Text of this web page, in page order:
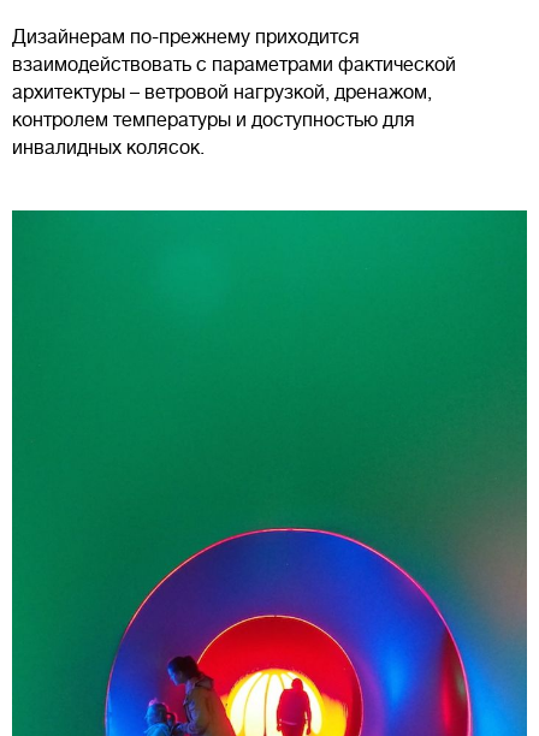
Дизайнерам по-прежнему приходится
взаимодействовать с параметрами фактической
архитектуры – ветровой нагрузкой, дренажом,
контролем температуры и доступностью для
инвалидных колясок.